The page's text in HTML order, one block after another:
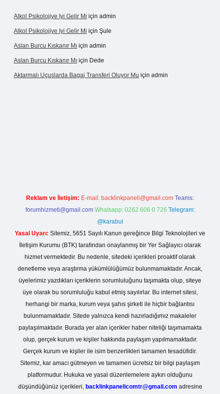
Alkol Psikolojiye Iyi Gelir Mi için admin
Alkol Psikolojiye Iyi Gelir Mi için Şule
Aslan Burcu Kıskanır Mı için admin
Aslan Burcu Kıskanır Mı için Dede
Aktarmalı Uçuşlarda Bagaj Transferi Oluyor Mu için admin
Reklam ve İletişim: E-mail: backlinkpaneli@gmail.com Teams:
forumhizmeti@gmail.com Whatsapp: 0262 606 0 726 Telegram:
@karabul
Yasal Uyarı: Sitemiz, 5651 Sayılı Kanun gereğince Bilgi Teknolojileri ve
İletişim Kurumu (BTK) tarafından onaylanmış bir Yer Sağlayıcı olarak
hizmet vermektedir. Bu nedenle, sitedeki içerikleri proaktif olarak
denetleme veya araştırma yükümlülüğümüz bulunmamaktadır. Ancak,
üyelerimiz yazdıkları içeriklerin sorumluluğunu taşımakta olup, siteye
üye olarak bu sorumluluğu kabul etmiş sayılırlar. Bu internet sitesi,
herhangi bir marka, kurum veya şahıs şirketi ile hiçbir bağlantısı
bulunmamaktadır. Sitede yalnızca kendi hazırladığımız makaleler
paylaşılmaktadır. Burada yer alan içerikler haber niteliği taşımamakta
olup, gerçek kurum ve kişiler hakkında paylaşım yapılmamaktadır.
Gerçek kurum ve kişiler ile isim benzerlikleri tamamen tesadüfidir.
Sitemiz, kar amacı gütmeyen ve tamamen ücretsiz bir bilgi paylaşım
platformudur. Hukuka ve yasal düzenlemelere aykırı olduğunu
düşündüğünüz içerikleri, backlinkpanelicomtr@gmail.com adresine